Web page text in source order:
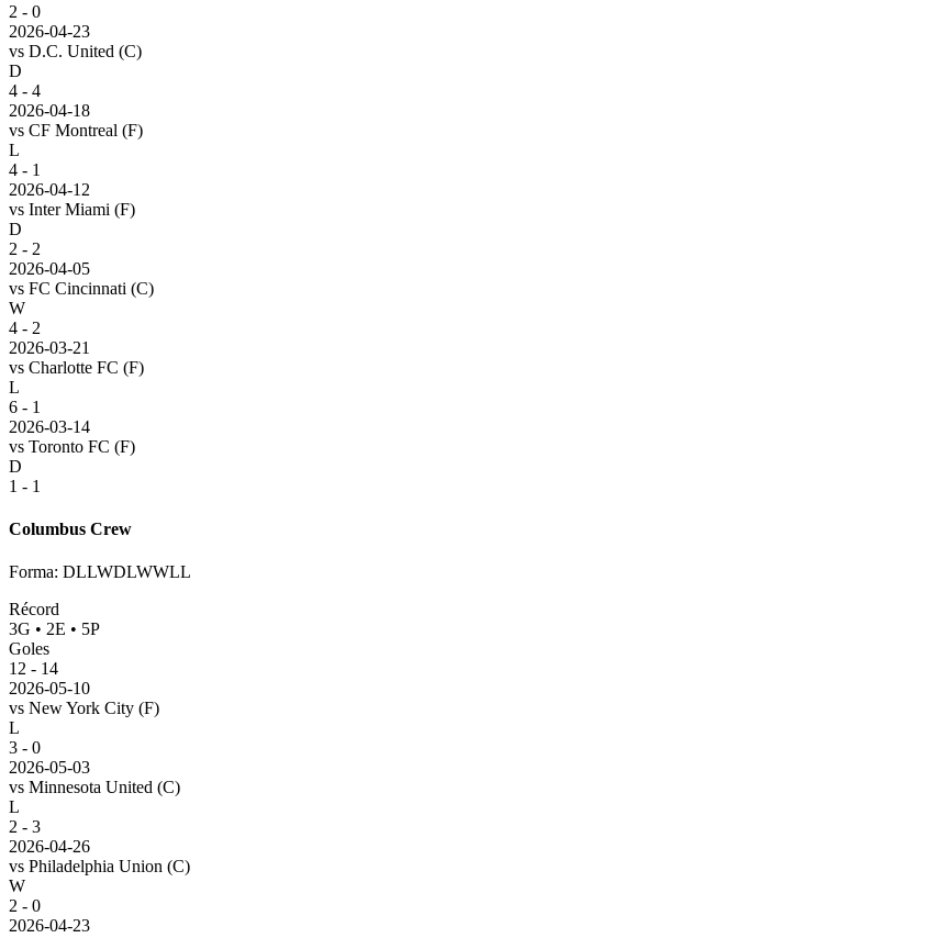
2 - 0
2026-04-23
vs D.C. United (C)
D
4 - 4
2026-04-18
vs CF Montreal (F)
L
4 - 1
2026-04-12
vs Inter Miami (F)
D
2 - 2
2026-04-05
vs FC Cincinnati (C)
W
4 - 2
2026-03-21
vs Charlotte FC (F)
L
6 - 1
2026-03-14
vs Toronto FC (F)
D
1 - 1
Columbus Crew
Forma: DLLWDLWWLL
Récord
3G • 2E • 5P
Goles
12 - 14
2026-05-10
vs New York City (F)
L
3 - 0
2026-05-03
vs Minnesota United (C)
L
2 - 3
2026-04-26
vs Philadelphia Union (C)
W
2 - 0
2026-04-23